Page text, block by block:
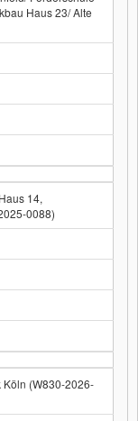
Haus 23/ Alte
14,
0088)
Köln (W830-2026-